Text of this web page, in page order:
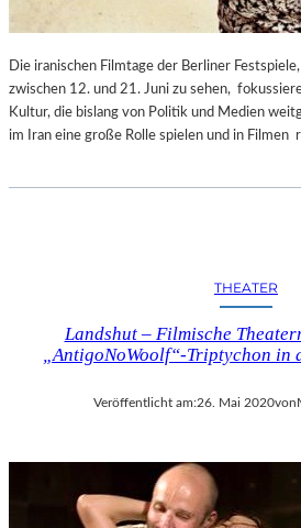
Die iranischen Filmtage der Berliner
zwischen 12. und 21. Juni zu sehen,
Kultur, die bislang von Politik und Medien
im Iran eine große Rolle spielen und in
THEATER
Landshut – Filmische
„AntigoNoWoolf“-Triptychon in
Veröffentlicht am:26. Mai 2020von